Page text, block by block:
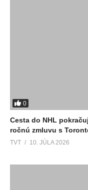
0
Cesta do NHL
ročnú zmluvu s
TVT 10. JÚLA 2026